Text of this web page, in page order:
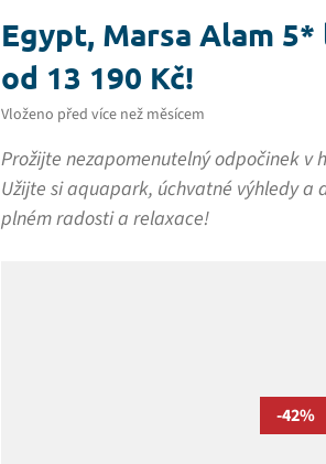
Egypt, Marsa Alam
od 13 190 Kč!
Vloženo před více než měsícem
Prožijte nezapomenutelný odpočinek v
Užijte si aquapark, úchvatné výhledy
plném radosti a relaxace!
-42%